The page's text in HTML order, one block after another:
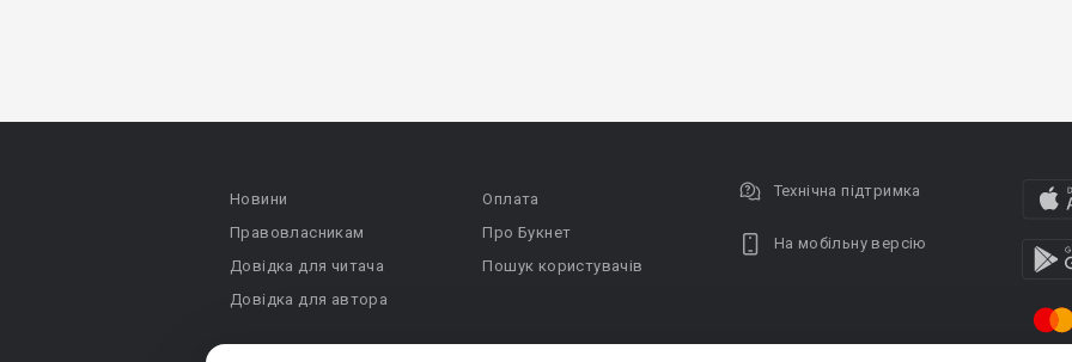
Новини
Правовласникам
Довідка для читача
Довідка для автора
Оплата
Про Букнет
Пошук користувачів
Технічна підтримка
На мобільну версію